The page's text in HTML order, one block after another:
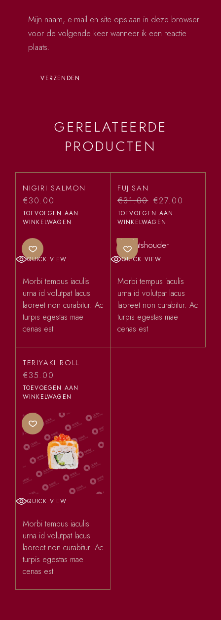
Mijn naam, e-mail en site opslaan in deze browser
voor de volgende keer wanneer ik een reactie
plaats.
VERZENDEN
GERELATEERDE
PRODUCTEN
NIGIRI SALMON
€30.00
TOEVOEGEN AAN
WINKELWAGEN
QUICK VIEW
Morbi tempus iaculis
urna id volutpat lacus
laoreet non curabitur. Ac
turpis egestas mae
cenas est
FUJISAN
€31.00 €27.00
TOEVOEGEN AAN
WINKELWAGEN
SALE
QUICK VIEW
Morbi tempus iaculis
urna id volutpat lacus
laoreet non curabitur. Ac
turpis egestas mae
cenas est
TERIYAKI ROLL
€35.00
TOEVOEGEN AAN
WINKELWAGEN
QUICK VIEW
Morbi tempus iaculis
urna id volutpat lacus
laoreet non curabitur. Ac
turpis egestas mae
cenas est